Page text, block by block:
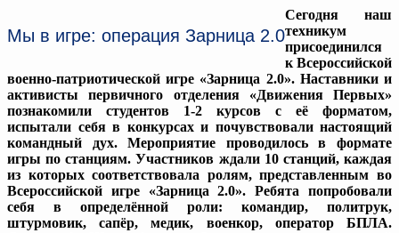
Мы в игре: операция Зарница 2.0
Сегодня наш
техникум
присоединился
к Всероссийской
военно-патриотической игре «Зарница 2.0». Наставники и
активисты первичного отделения «Движения Первых»
познакомили студентов 1-2 курсов с её форматом,
испытали себя в конкурсах и почувствовали настоящий
командный дух. Мероприятие проводилось в формате
игры по станциям. Участников ждали 10 станций, каждая
из которых соответствовала ролям, представленным во
Всероссийской игре «Зарница 2.0». Ребята попробовали
себя в определённой роли: командир, политрук,
штурмовик, сапёр, медик, военкор, оператор БПЛА.